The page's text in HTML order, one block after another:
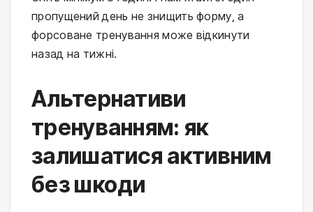
пропущений день не знищить форму, а
форсоване тренування може відкинути
назад на тижні.
Альтернативи
тренуванням: як
залишатися активним
без шкоди